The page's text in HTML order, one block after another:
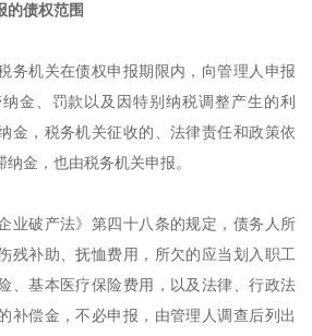
的债权范围
务机关在债权申报期限内，向管理人申报
金、罚款以及因特别纳税调整产生的利
金，税务机关征收的、法律责任和政策依
金，也由税务机关申报。
业破产法》第四十八条的规定，债务人所
残补助、抚恤费用，所欠的应当划入职工
、基本医疗保险费用，以及法律、行政法
补偿金，不必申报，由管理人调查后列出